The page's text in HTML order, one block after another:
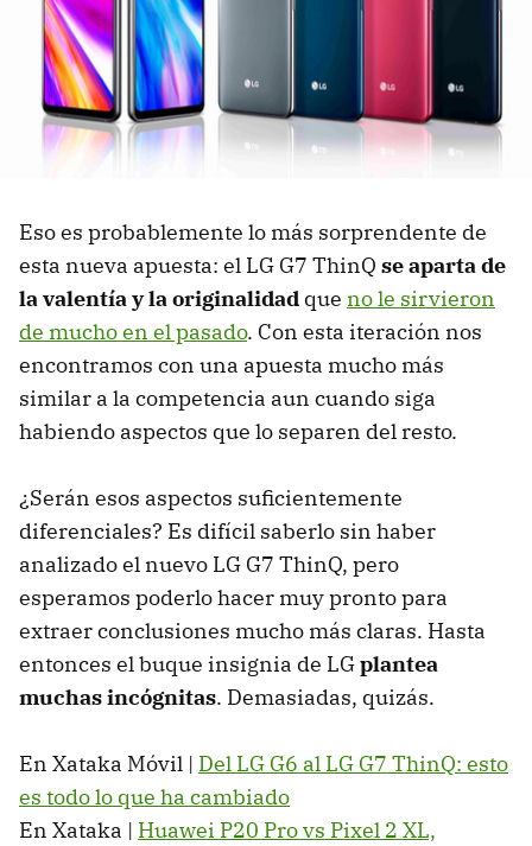
Eso es probablemente lo más sorprendente de
esta nueva apuesta: el LG G7 ThinQ se aparta de
la valentía y la originalidad que no le sirvieron
de mucho en el pasado. Con esta iteración nos
encontramos con una apuesta mucho más
similar a la competencia aun cuando siga
habiendo aspectos que lo separen del resto.
¿Serán esos aspectos suficientemente
diferenciales? Es difícil saberlo sin haber
analizado el nuevo LG G7 ThinQ, pero
esperamos poderlo hacer muy pronto para
extraer conclusiones mucho más claras. Hasta
entonces el buque insignia de LGplantea
muchas incógnitas. Demasiadas, quizás.
En Xataka Móvil | Del LG G6 al LG G7 ThinQ: esto
es todo lo que ha cambiado
En Xataka | Huawei P20 Pro vs Pixel 2 XL,